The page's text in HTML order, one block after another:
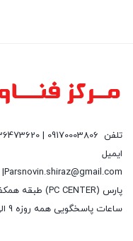
تلفن 09170003806 | 07136473620
ایمیل
پارس (PC CENTER) طبقه همکف واحد 109| فروشگاه پارس نوین
ساعات پاسخگویی همه روزه 9 الی 21